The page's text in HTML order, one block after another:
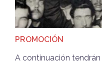
PROMOCIÓN
A continuación